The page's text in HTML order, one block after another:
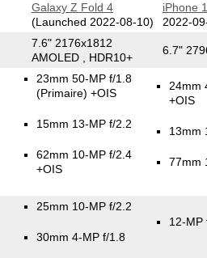
Galaxy Z Fold 4
(Launched 2022-08-10)
iPhone
2022-
7.6" 2176x1812
AMOLED , HDR10+
6.7"
23mm 50-MP f/1.8
(Primaire) +OIS
15mm 13-MP f/2.2
62mm 10-MP f/2.4
+OIS
24mm
+OIS
13mm
77mm
25mm 10-MP f/2.2
30mm 4-MP f/1.8
12-MP